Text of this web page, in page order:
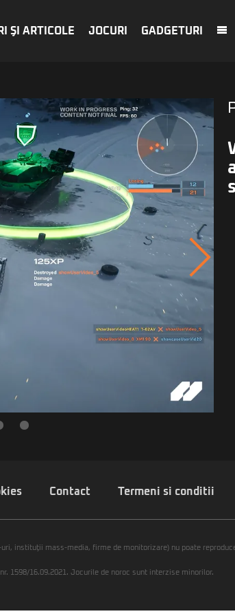
ŞI ARTICOLE JOCURI GADGETURI
Contact Termeni si conditii
instituţii mass-media, firme de monitorizare) nu poate
1598/16.09.2021. Jocurile de noroc sunt interzise minorilor.